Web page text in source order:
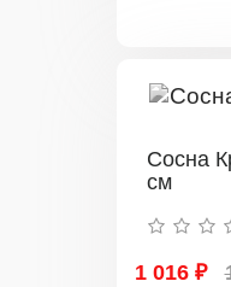
Сосна
см
1 016 ₽